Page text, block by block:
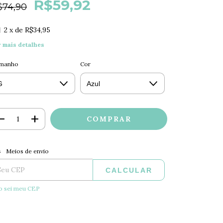
R$59,92
2 x de R$34,95
mais detalhes
Cor
para o CEP:
Meios de envio
CALCULAR
sei meu CEP